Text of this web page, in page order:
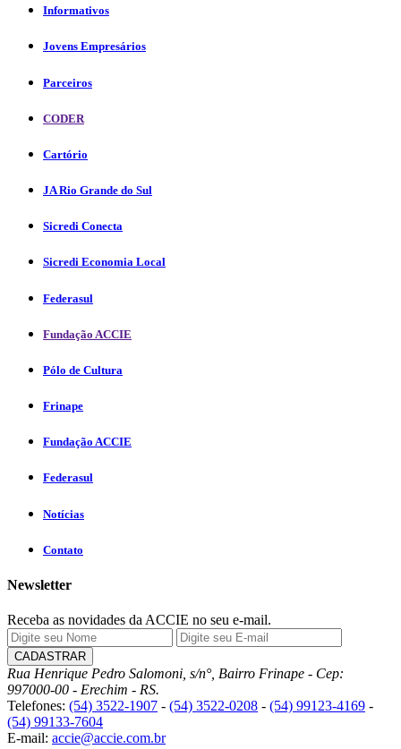
Informativos
Jovens Empresários
Parceiros
CODER
Cartório
JA Rio Grande do Sul
Sicredi Conecta
Sicredi Economia Local
Federasul
Fundação ACCIE
Pólo de Cultura
Frinape
Fundação ACCIE
Federasul
Notícias
Contato
Newsletter
Receba as novidades da ACCIE no seu e-mail.
Rua Henrique Pedro Salomoni, s/n°, Bairro Frinape - Cep:
997000-00 - Erechim - RS.
Telefones: (54) 3522-1907 - (54) 3522-0208 - (54) 99123-4169 -
(54) 99133-7604
E-mail: accie@accie.com.br